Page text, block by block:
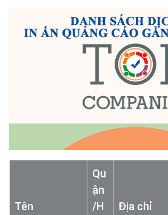
Tên
Qu
ận
/H
Địa chỉ